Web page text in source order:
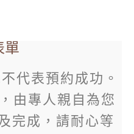
單
代表預約成功。
由專人親自為您
完成，請耐心等